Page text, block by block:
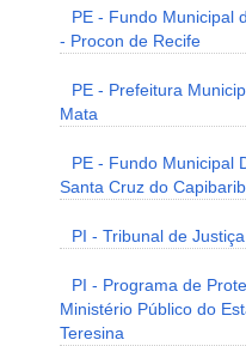
PE - Fundo Municipal
- Procon de Recife
PE - Prefeitura
Mata
PE - Fundo Municipal
Santa Cruz do
PI - Tribunal de
PI - Programa de
Ministério Público do
Teresina